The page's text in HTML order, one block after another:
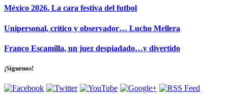
México 2026. La cara festiva del futbol
Unipersonal, crítico y observador… Lucho Mellera
Franco Escamilla, un juez despiadado…y divertido
¡Síguenos!